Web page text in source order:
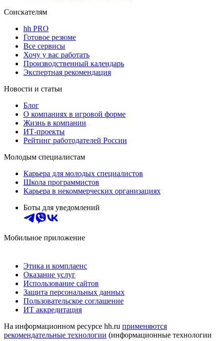
Соискателям
hh PRO
Готовое резюме
Все сервисы
Хочу у вас работать
Производственный календарь
Экспертная рекомендация
Новости и статьи
Блог
О компаниях в игровой форме
Жизнь в компании
ИТ-проекты
Рейтинг работодателей России
Молодым специалистам
Карьера для молодых специалистов
Школа программистов
Карьера в некоммерческих организациях
Боты для уведомлений
Мобильное приложение
Этика и комплаенс
Оказание услуг
Использование сайтов
Защита персональных данных
Пользовательское соглашение
ИТ аккредитация
На информационном ресурсе hh.ru применяются
рекомендательные технологии (информационные технологии